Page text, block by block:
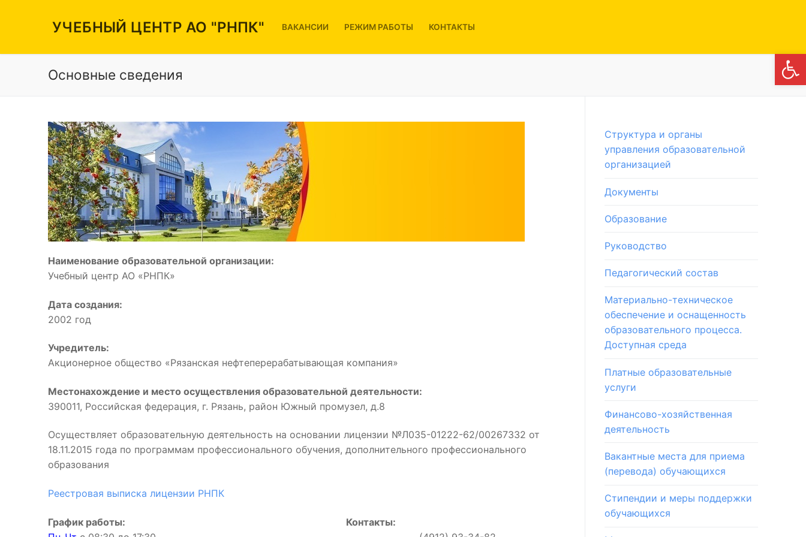
УЧЕБНЫЙ ЦЕНТР АО "РНПК" ВАКАНСИИ РЕЖИМ РАБОТЫ КОНТАКТЫ
Вакансии
Режим работы
Контакты
Основные сведения
Наименование образовательной организации:
Учебный центр АО «РНПК»
Дата создания:
2002 год
Учредитель:
Акционерное общество «Рязанская нефтеперерабатывающая компания»
Местонахождение и место осуществления образовательной деятельности:
390011, Российская федерация, г. Рязань, район Южный промузел, д.8
Осуществляет образовательную деятельность на основании лицензии №Л035-01222-62/00267332 от
18.11.2015 года по программам профессионального обучения, дополнительного профессионального
образования
Реестровая выписка лицензии РНПК
График работы: Контакты:
Структура и органы
управления образовательной
организацией
Документы
Образование
Руководство
Педагогический состав
Материально-техническое
обеспечение и оснащенность
образовательного процесса.
Доступная среда
Платные образовательные
услуги
Финансово-хозяйственная
деятельность
Вакантные места для приема
(перевода) обучающихся
Стипендии и меры поддержки
обучающихся